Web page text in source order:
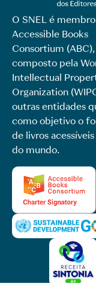
O SNEL é
Accessible Books
Consortium
composto pela
Intellectual
Organization
outras entidades
como objetivo o
de livros
do mundo.